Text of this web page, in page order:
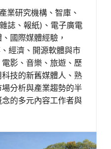
業研究機構、智庫、
誌、報紙)、電子廣電
國際媒體經驗，
經濟、開源軟體與市
影、音樂、旅遊、歷
技的新舊媒體人、熟
分析與產業趨勢的半
的多元內容工作者與